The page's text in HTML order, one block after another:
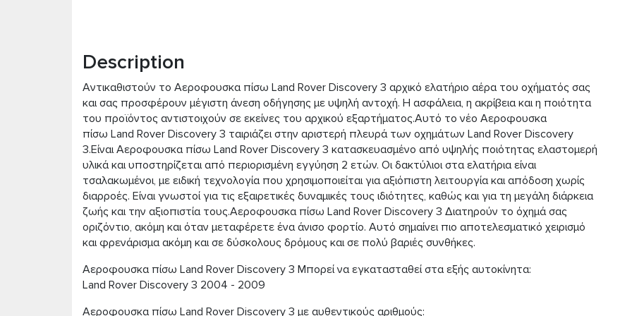
Description
Αντικαθιστούν το Αεροφουσκα πίσω Land Rover Discovery 3 αρχικό ελατήριο αέρα του οχήματός σας
και σας προσφέρουν μέγιστη άνεση οδήγησης με υψηλή αντοχή. Η ασφάλεια, η ακρίβεια και η ποιότητα
του προϊόντος αντιστοιχούν σε εκείνες του αρχικού εξαρτήματος.Αυτό το νέο Αεροφουσκα
πίσω Land Rover Discovery 3 ταιριάζει στην αριστερή πλευρά των οχημάτων Land Rover Discovery
3.Είναι Αεροφουσκα πίσω Land Rover Discovery 3 κατασκευασμένο από υψηλής ποιότητας ελαστομερή
υλικά και υποστηρίζεται από περιορισμένη εγγύηση 2 ετών. Οι δακτύλιοι στα ελατήρια είναι
τσαλακωμένοι, με ειδική τεχνολογία που χρησιμοποιείται για αξιόπιστη λειτουργία και απόδοση χωρίς
διαρροές. Είναι γνωστοί για τις εξαιρετικές δυναμικές τους ιδιότητες, καθώς και για τη μεγάλη διάρκεια
ζωής και την αξιοπιστία τους.Αεροφουσκα πίσω Land Rover Discovery 3 Διατηρούν το όχημά σας
οριζόντιο, ακόμη και όταν μεταφέρετε ένα άνισο φορτίο. Αυτό σημαίνει πιο αποτελεσματικό χειρισμό
και φρενάρισμα ακόμη και σε δύσκολους δρόμους και σε πολύ βαριές συνθήκες.
Αεροφουσκα πίσω Land Rover Discovery 3 Μπορεί να εγκατασταθεί στα εξής αυτοκίνητα:
Land Rover Discovery 3 2004 - 2009
Αεροφουσκα πίσω Land Rover Discovery 3 με αυθεντικούς αριθμούς: